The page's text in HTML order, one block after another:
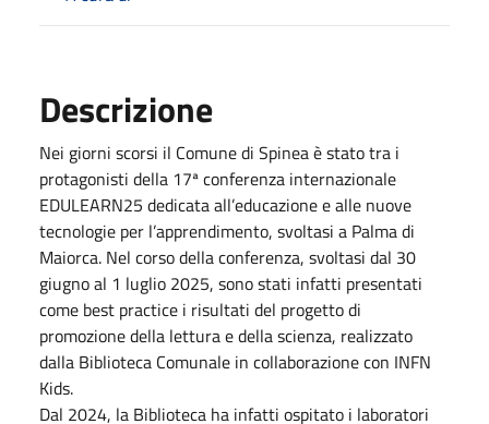
Descrizione
Nei giorni scorsi il Comune di Spinea è stato tra i
protagonisti della 17ª conferenza internazionale
EDULEARN25 dedicata all’educazione e alle nuove
tecnologie per l’apprendimento, svoltasi a Palma di
Maiorca. Nel corso della conferenza, svoltasi dal 30
giugno al 1 luglio 2025, sono stati infatti presentati
come best practice i risultati del progetto di
promozione della lettura e della scienza, realizzato
dalla Biblioteca Comunale in collaborazione con INFN
Kids.
Dal 2024, la Biblioteca ha infatti ospitato i laboratori